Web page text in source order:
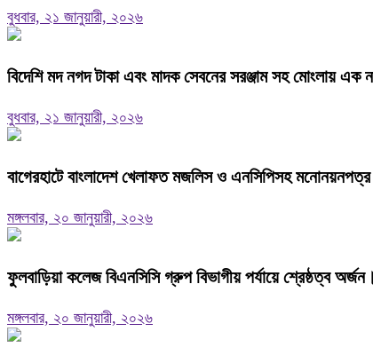
বুধবার, ২১ জানুয়ারী, ২০২৬
বিদেশি মদ নগদ টাকা এবং মাদক সেবনের সরঞ্জাম সহ মোংলায় এক
বুধবার, ২১ জানুয়ারী, ২০২৬
বাগেরহাটে বাংলাদেশ খেলাফত মজলিস ও এনসিপিসহ মনোনয়নপত্র
মঙ্গলবার, ২০ জানুয়ারী, ২০২৬
ফুলবাড়িয়া কলেজ বিএনসিসি গ্রুপ বিভাগীয় পর্যায়ে শ্রেষ্ঠত্ব অর্জন।
মঙ্গলবার, ২০ জানুয়ারী, ২০২৬